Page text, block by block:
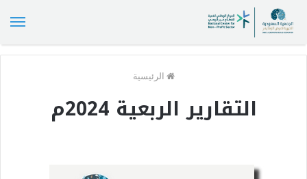
الرئيسية
التقارير الربعية 2024م